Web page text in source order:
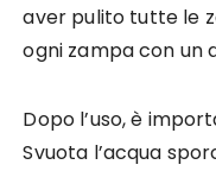
aver pulito tutte le
ogni zampa con un
Dopo l’uso, è
Svuota l’acqua